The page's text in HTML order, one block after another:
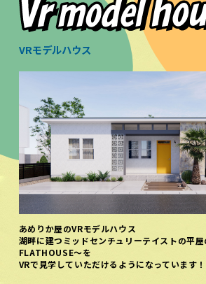
VRモデルハウス
あめりか屋のVRモデルハウス
湖畔に建つミッドセンチュリーテイストの平
FLATHOUSE～を
VRで見学していただけるようになっています！